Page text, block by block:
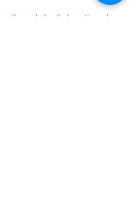
#models
#shootingday